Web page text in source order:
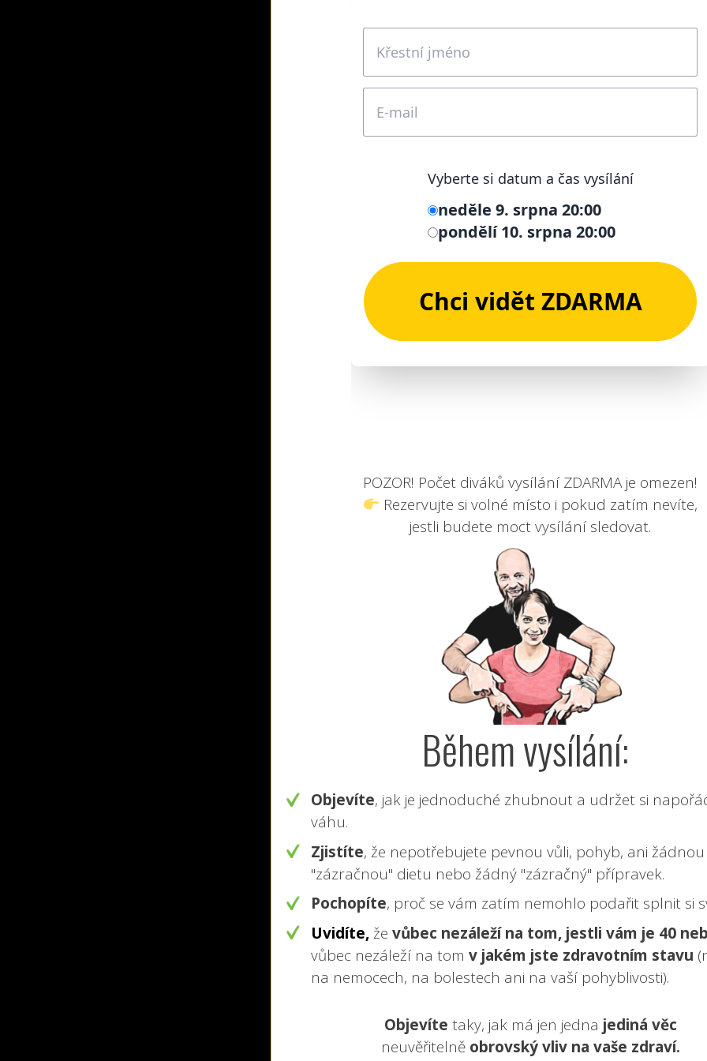
POZOR! Počet diváků vysílání ZDARMA je omezen!
Rezervujte si volné místo i pokud zatím nevíte,
jestli budete moct vysílání sledovat.
Během vysílání:
Objevíte, jak je jednoduché zhubnout a udržet si
váhu.
Zjistíte, že nepotřebujete pevnou vůli, pohyb, ani žádnou
"zázračnou" dietu nebo žádný "zázračný" přípravek.
Pochopíte, proč se vám zatím nemohlo podařit splnit si
Uvidíte,že vůbec nezáleží na tom, jestli vám je 40
vůbec nezáleží na tom v jakém jste zdravotním stavu
na nemocech, na bolestech ani na vaší pohyblivosti).
Objevíte taky, jak má jen jedna jediná věc
neuvěřitelněobrovský vliv na vaše zdraví.